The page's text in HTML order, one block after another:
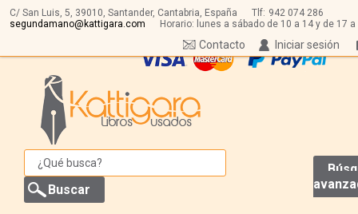
C/ San Luis, 5, 39010, Santander, Cantabria, España Tlf: 942 074 286
segundamano@kattigara.com
Horario: lunes a sábado de 10 a 14 y de 17 a
Iniciar sesión
Contacto